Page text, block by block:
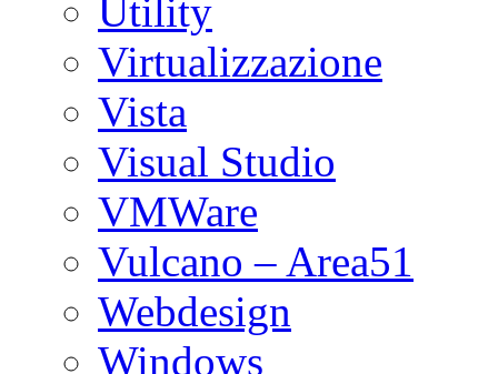
Utility
Virtualizzazione
Vista
Visual Studio
VMWare
Vulcano – Area51
Webdesign
Windows